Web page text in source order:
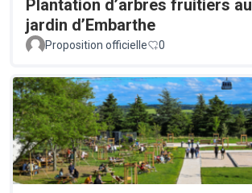
Plantation d’arbres fruitiers au
jardin d’Embarthe
Proposition officielle 0